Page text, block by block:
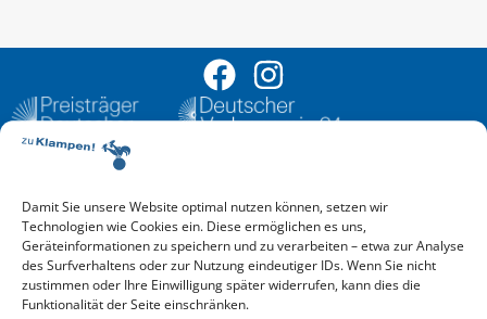
Damit Sie unsere Website optimal nutzen können, setzen wir
Technologien wie Cookies ein. Diese ermöglichen es uns,
Geräteinformationen zu speichern und zu verarbeiten – etwa zur Analyse
des Surfverhaltens oder zur Nutzung eindeutiger IDs. Wenn Sie nicht
zustimmen oder Ihre Einwilligung später widerrufen, kann dies die
Funktionalität der Seite einschränken.
Aktuelle Vorschau
Entdecken Sie das aktuelle zu-Klampen!-Verlagsprogramm.
Hier finden Sie die Verlagsvorschau – einfach direkt online
reinlesen oder herunterladen.
Download: Vorschau zu Klampen! Herbst 2026
Mehr aktuelle Vorschauen ansehen